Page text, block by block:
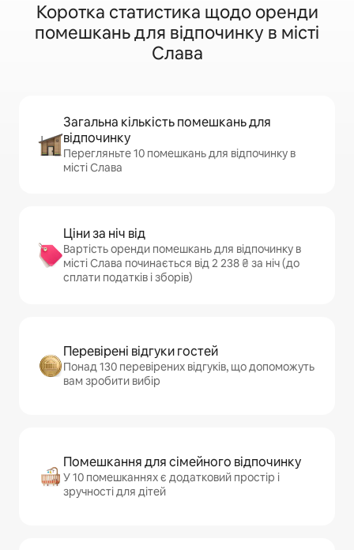
Коротка статистика щодо оренди
помешкань для відпочинку в місті
Слава
Загальна кількість помешкань для
відпочинку
Перегляньте 10 помешкань для відпочинку в
місті Слава
Ціни за ніч від
Вартість оренди помешкань для відпочинку в
місті Слава починається від 2 238 ₴ за ніч (до
сплати податків і зборів)
Перевірені відгуки гостей
Понад 130 перевірених відгуків, що допоможуть
вам зробити вибір
Помешкання для сімейного відпочинку
У 10 помешканнях є додатковий простір і
зручності для дітей